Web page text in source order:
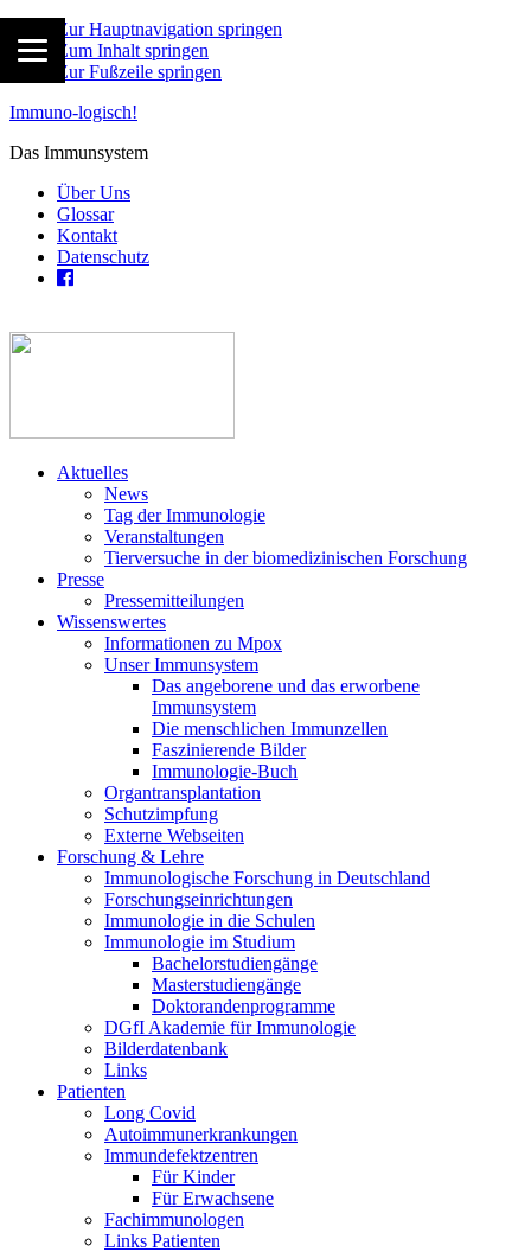
Zur Hauptnavigation springen
Zum Inhalt springen
Zur Fußzeile springen
Immuno-logisch!
Das Immunsystem
Über Uns
Glossar
Kontakt
Datenschutz
Aktuelles
News
Tag der Immunologie
Veranstaltungen
Tierversuche in der biomedizinischen Forschung
Presse
Pressemitteilungen
Wissenswertes
Informationen zu Mpox
Unser Immunsystem
Das angeborene und das erworbene
Immunsystem
Die menschlichen Immunzellen
Faszinierende Bilder
Immunologie-Buch
Organtransplantation
Schutzimpfung
Externe Webseiten
Forschung & Lehre
Immunologische Forschung in Deutschland
Forschungseinrichtungen
Immunologie in die Schulen
Immunologie im Studium
Bachelorstudiengänge
Masterstudiengänge
Doktorandenprogramme
DGfI Akademie für Immunologie
Bilderdatenbank
Links
Patienten
Long Covid
Autoimmunerkrankungen
Immundefektzentren
Für Kinder
Für Erwachsene
Fachimmunologen
Links Patienten